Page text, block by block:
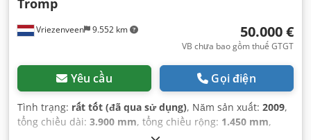
Vriezenveen 9.552 km
Tromp
50.000 €
VB chưa bao gồm thuế GTGT
Yêu cầu Gọi điện
Tình trạng: rất tốt (đã qua sử dụng), Năm sản xuất: 2009,
tổng chiều dài: 3.900 mm, tổng chiều rộng: 1.450 mm,
, trọng lượng tổng cộng: